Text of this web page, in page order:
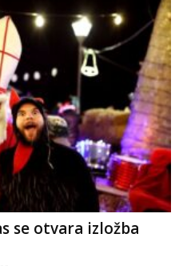
se otvara izložba